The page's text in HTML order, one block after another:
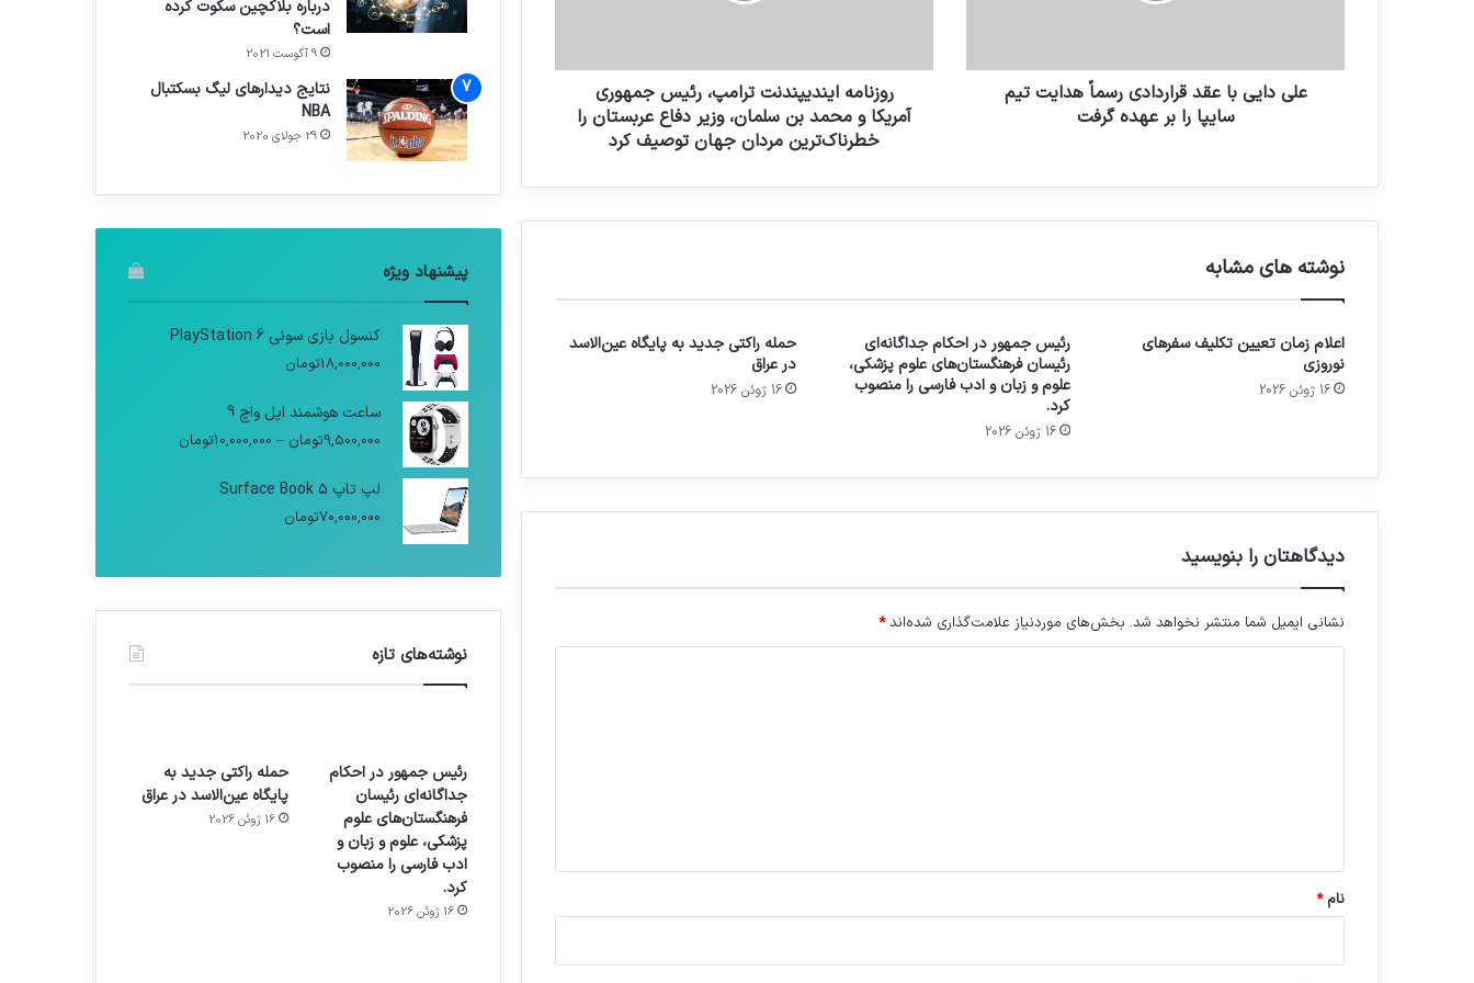
شش عضو هیأت عامل صندوق نوآوری و
شکوفایی منصوب شدند.
علی دایی با عقد قراردادی رسماً هدایت تیم
سایپا را بر عهده گرفت
روزنامه ایندیپندنت ترامپ، رئیس جمهوری
آمریکا و محمد بن سلمان، وزیر دفاع عربستان را
خطرناک‌ترین مردان جهان توصیف کرد
نوشته های مشابه
اعلام زمان تعیین تکلیف سفرهای
نوروزی
16 ژوئن 2026
رئیس جمهور در احکام جداگانه‌ای
رئیسان فرهنگستان‌های علوم پزشکی،
علوم و زبان و ادب فارسی را منصوب
کرد.
16 ژوئن 2026
حمله راکتی جدید به پایگاه عین‌الاسد
در عراق
16 ژوئن 2026
دیدگاهتان را بنویسید
نشانی ایمیل شما منتشر نخواهد شد. بخش‌های موردنیاز علامت‌گذاری شده‌اند*
نام*
درباره بلاکچین سکوت کرده
است؟
9 آگوست 2021
نتایج دیدار‌های لیگ بسکتبال
NBA
29 جولای 2020
پیشنهاد ویژه
کنسول بازی سونی PlayStation 6
18,000,000تومان
ساعت هوشمند اپل واچ 9
9,500,000تومان –
10,000,000تومان
لپ تاپ Surface Book 5
70,000,000تومان
نوشته‌های تازه
رئیس جمهور در احکام
جداگانه‌ای رئیسان
فرهنگستان‌های علوم
پزشکی، علوم و زبان و
ادب فارسی را منصوب
کرد.
16 ژوئن 2026
حمله راکتی جدید به
پایگاه عین‌الاسد در عراق
16 ژوئن 2026